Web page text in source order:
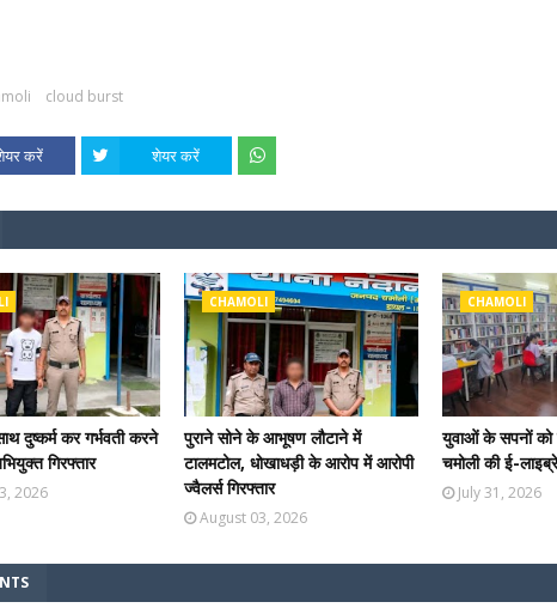
cloud burst
करें शेयर करें
दुष्कर्म कर गर्भवती करने
गिरफ्तार
2026
CHAMOLI
पुराने सोने के आभूषण लौटाने में
टालमटोल, धोखाधड़ी के आरोप में आरोपी
ज्वैलर्स गिरफ्तार
August 03, 2026
CHAMOLI
युवाओं के सपनों को
चमोली की ई-
July 31, 2026